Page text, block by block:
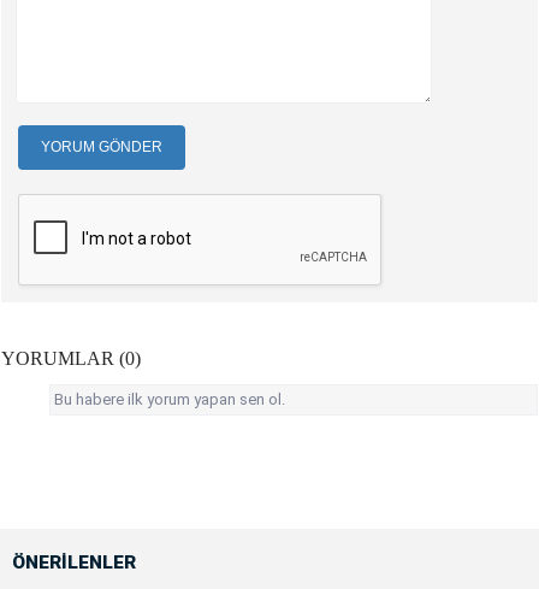
YORUM GÖNDER
YORUMLAR (0)
Bu habere ilk yorum yapan sen ol.
ÖNERİLENLER